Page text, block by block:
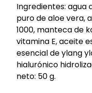
Ingredientes: agua
puro de aloe vera,
1000, manteca de
vitamina E, aceite
esencial de ylang
hialurónico
neto: 50 g.